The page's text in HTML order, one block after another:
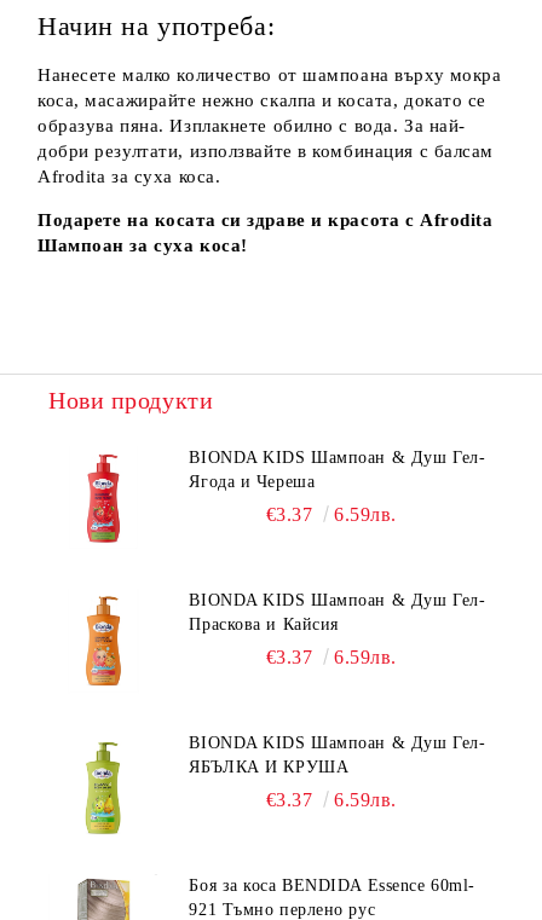
Начин на употреба:
Нанесете малко количество от шампоана върху мокра
коса, масажирайте нежно скалпа и косата, докато се
образува пяна. Изплакнете обилно с вода. За най-
добри резултати, използвайте в комбинация с балсам
Afrodita за суха коса.
Подарете на косата си здраве и красота с Afrodita
Шампоан за суха коса!
Нови продукти
BIONDA KIDS Шампоан & Душ Гел-
Ягода и Череша
€3.37 6.59лв.
BIONDA KIDS Шампоан & Душ Гел-
Праскова и Кайсия
€3.37 6.59лв.
BIONDA KIDS Шампоан & Душ Гел-
ЯБЪЛКА И КРУША
€3.37 6.59лв.
Боя за коса BENDIDA Essence 60ml-
921 Тъмно перлено рус